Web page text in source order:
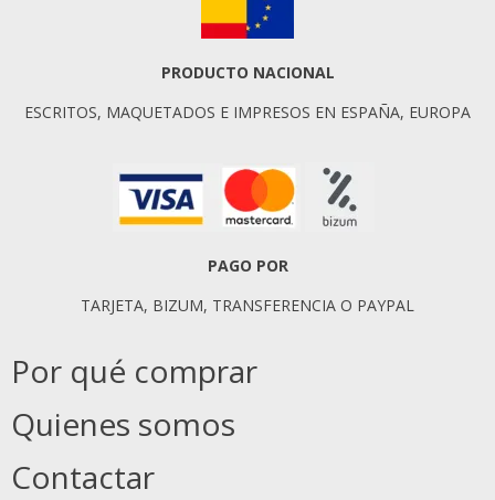
PRODUCTO NACIONAL
ESCRITOS, MAQUETADOS E IMPRESOS EN ESPAÑA, EUROPA
PAGO POR
TARJETA, BIZUM, TRANSFERENCIA O PAYPAL
Por qué comprar
Quienes somos
Contactar